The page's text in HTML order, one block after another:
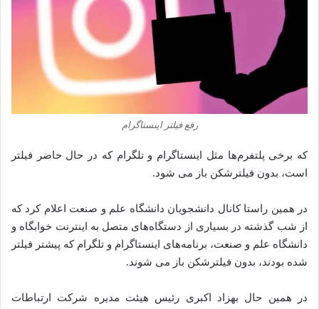
رفع فیلتر اینستاگرام
که برخی پلتفرم‌ها مثل اینستاگرام و تلگرام که در حال حاضر فیلتر
است، بدون فیلترشکن باز می‌ شود.
در همین راستا کانال دانشجویان دانشگاه علم و صنعت اعلام کرد که
از شب گذشته در بسیاری از دستگاه‌های متصل به اینترنت خوابگاه و
دانشگاه علم و صنعت، برنامه‌های اینستاگرام و تلگرام که پیشتر فیلتر
شده‌ بودند، بدون فیلترشکن باز می‌ شوند.
در همین حال بهزاد اکبری رئیس هیئت مدیره شرکت ارتباطات